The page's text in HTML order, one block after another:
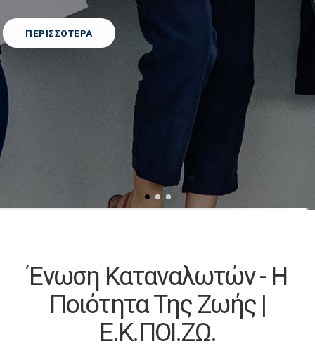
Ένωση Καταναλωτών - Η
Ποιότητα Της Ζωής |
Ε.Κ.ΠΟΙ.ΖΩ.